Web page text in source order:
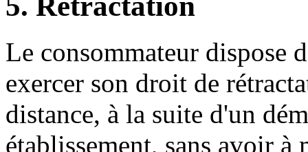
Le consommateur dispose
exercer son droit de
distance, à la suite d'un
établissement, sans avoir